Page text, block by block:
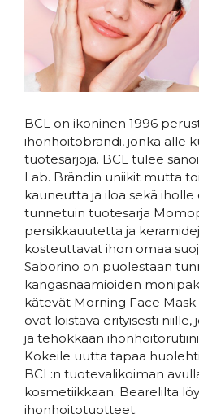
BCL on ikoninen 1996
ihonhoitobrändi, jonka alle
tuotesarjoja. BCL tulee
Lab. Brändin uniikit mutta
kauneutta ja iloa sekä
tunnetuin tuotesarja
persikkauutetta ja
kosteuttavat ihon omaa
Saborino on puolestaan
kangasnaamioiden
kätevät Morning Face
ovat loistava erityisesti
ja tehokkaan
Kokeile uutta tapaa
BCL:n tuotevalikoiman
kosmetiikkaan. Bearelilta
ihonhoitotuotteet.